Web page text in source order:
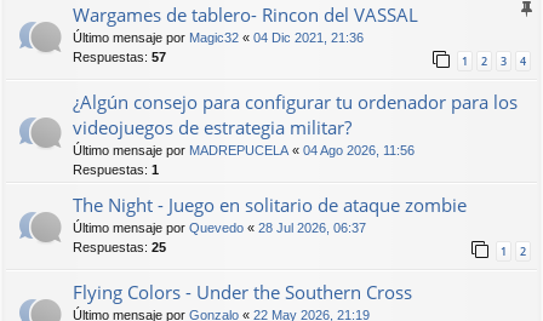
Wargames de tablero- Rincon del VASSAL
Último mensaje por Magic32 « 04 Dic 2021, 21:36
Respuestas: 57 1 2 3 4
¿Algún consejo para configurar tu ordenador para los
videojuegos de estrategia militar?
Último mensaje por MADREPUCELA « 04 Ago 2026, 11:56
Respuestas: 1
The Night - Juego en solitario de ataque zombie
Último mensaje por Quevedo « 28 Jul 2026, 06:37
Respuestas: 25 1 2
Flying Colors - Under the Southern Cross
Último mensaje por Gonzalo « 22 May 2026, 21:19